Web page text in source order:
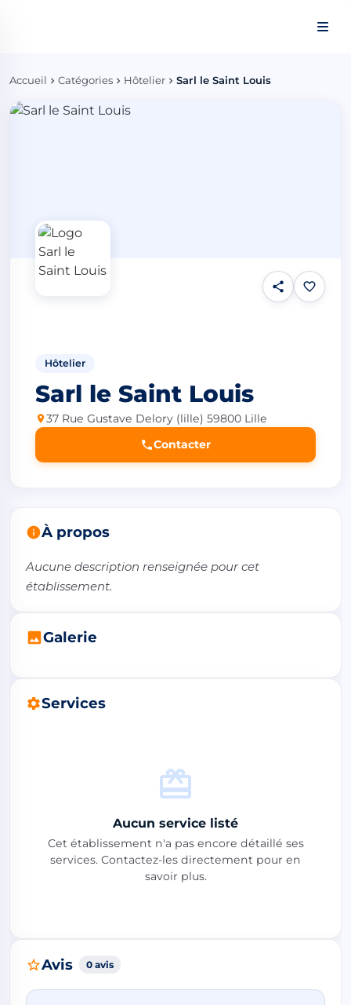
Accueil Catégories Hôtelier Sarl le Saint Louis
Hôtelier
Sarl le Saint Louis
37 Rue Gustave Delory (lille) 59800 Lille
Contacter
À propos
Aucune description renseignée pour cet
établissement.
Galerie
Services
Aucun service listé
Cet établissement n'a pas encore détaillé ses
services. Contactez-les directement pour en
savoir plus.
Avis 0 avis